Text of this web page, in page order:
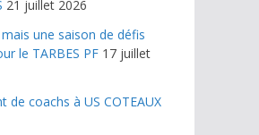
21 juillet 2026
une saison de défis
le TARBES PF 17 juillet
de coachs à US COTEAUX